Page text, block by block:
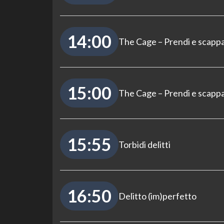
14:00 The Cage – Prendi e
15:00 The Cage – Prendi e
15:55 Torbidi delitti
16:50 Delitto (im)perfetto